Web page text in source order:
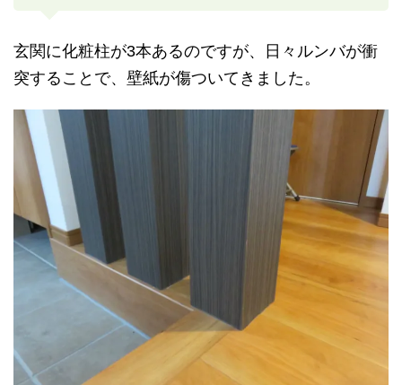
玄関に化粧柱が3本あるのですが、日々ルンバが衝
突することで、壁紙が傷ついてきました。